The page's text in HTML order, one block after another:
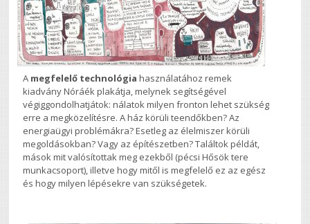
A megfelelő technológia használatához remek
kiadvány Nóráék plakátja, melynek segítségével
végiggondolhatjátok: nálatok milyen fronton lehet szükség
erre a megközelítésre. A ház körüli teendőkben? Az
energiaügyi problémákra? Esetleg az élelmiszer körüli
megoldásokban? Vagy az építészetben? Találtok példát,
mások mit valósítottak meg ezekből (pécsi Hősök tere
munkacsoport), illetve hogy mitől is megfelelő ez az egész
és hogy milyen lépésekre van szükségetek.